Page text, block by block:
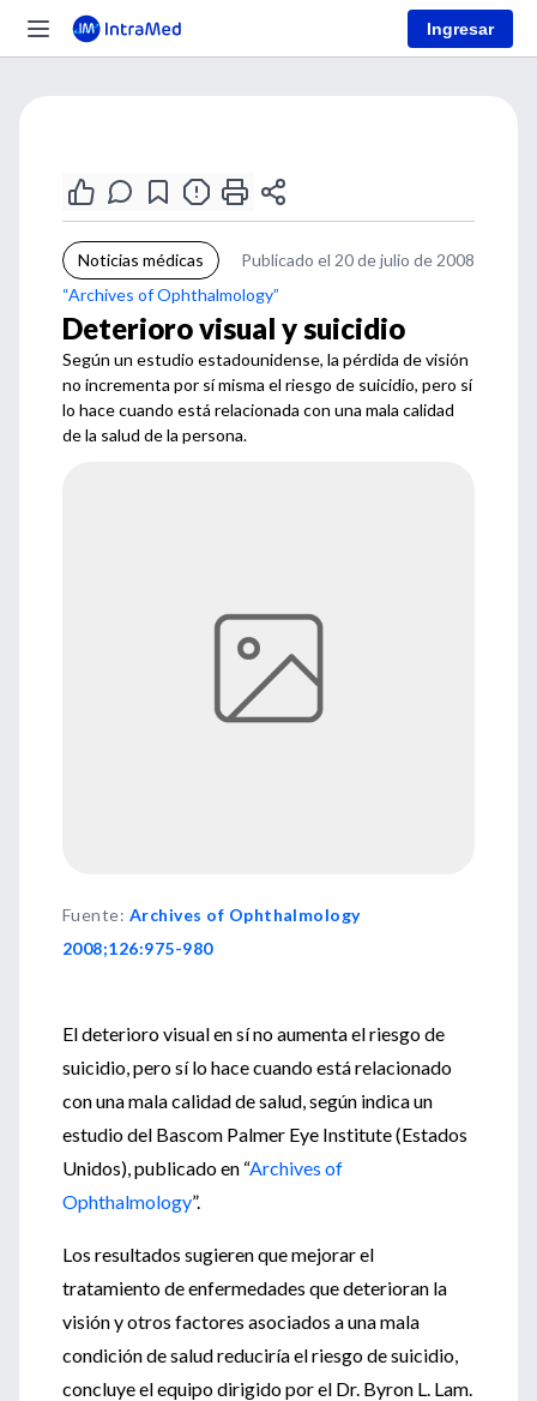
Ingresar
Noticias médicas
Publicado el 20 de julio de 2008
“Archives of Ophthalmology”
Deterioro visual y suicidio
Según un estudio estadounidense, la pérdida de visión
no incrementa por sí misma el riesgo de suicidio, pero sí
lo hace cuando está relacionada con una mala calidad
de la salud de la persona.
Fuente: Archives of Ophthalmology
2008;126:975-980
El deterioro visual en sí no aumenta el riesgo de
suicidio, pero sí lo hace cuando está relacionado
con una mala calidad de salud, según indica un
estudio del Bascom Palmer Eye Institute (Estados
Unidos), publicado en “Archives of
Ophthalmology”.
Los resultados sugieren que mejorar el
tratamiento de enfermedades que deterioran la
visión y otros factores asociados a una mala
condición de salud reduciría el riesgo de suicidio,
concluye el equipo dirigido por el Dr. Byron L. Lam.